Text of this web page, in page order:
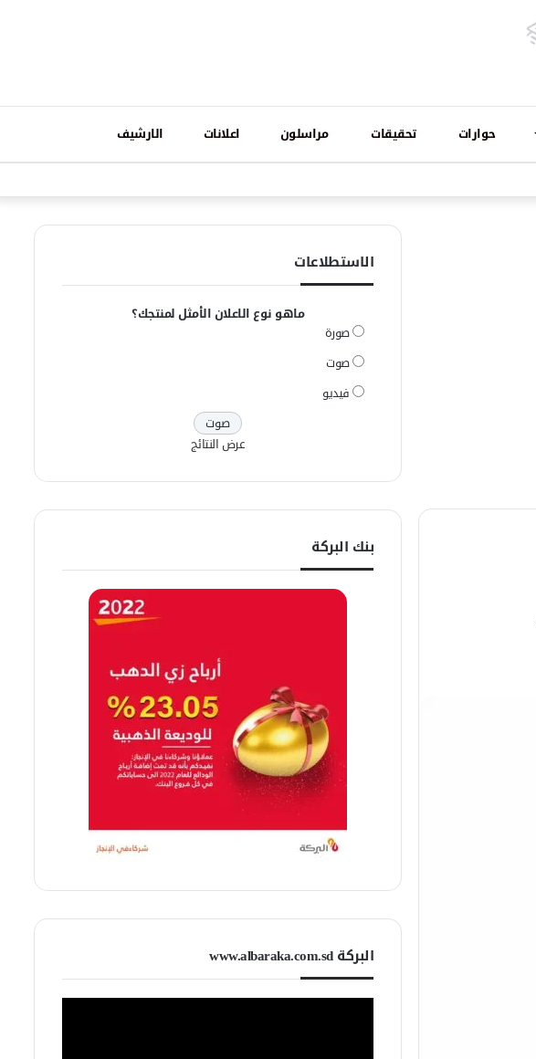
حوارات تحقيقات مراسلون اعلانات الارشيف
الاستطلاعات
ماهو نوع الاعلان الأمثل لمنتجك؟
صورة
صوت
فيديو
عرض النتائج
بنك البركة
البركة www.albaraka.com.sd